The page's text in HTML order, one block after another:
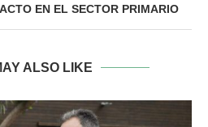
EN EL SECTOR PRIMARIO
ALSO LIKE